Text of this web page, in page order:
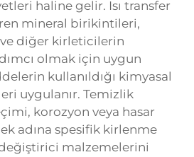
haline gelir. Isı transfer
mineral birikintileri,
diğer kirleticilerin
olmak için uygun
kullanıldığı kimyasal
uygulanır. Temizlik
korozyon veya hasar
adına spesifik kirlenme
değiştirici malzemelerini